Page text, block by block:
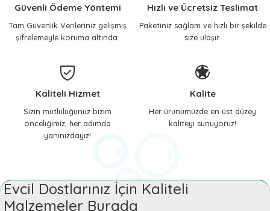
Güvenli Ödeme Yöntemi
Tam Güvenlik Verileriniz gelişmiş
şifrelemeyle koruma altında.
Hızlı ve Ücretsiz Teslimat
Paketiniz sağlam ve hızlı bir şekilde
size ulaşır.
Kaliteli Hizmet
Sizin mutluluğunuz bizim
önceliğimiz, her adımda
yanınızdayız!
Kalite
Her ürünümüzde en üst düzey
kaliteyi sunuyoruz!
Evcil Dostlarınız İçin Kaliteli
Malzemeler Burada